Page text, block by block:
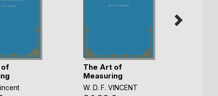
of
The Art of
Measuring
W. D. F. VINCENT